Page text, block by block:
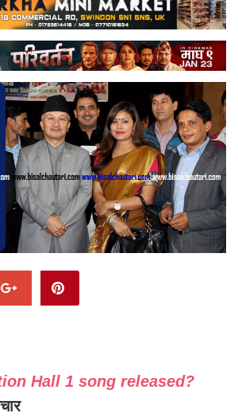
Hall 1 song released?